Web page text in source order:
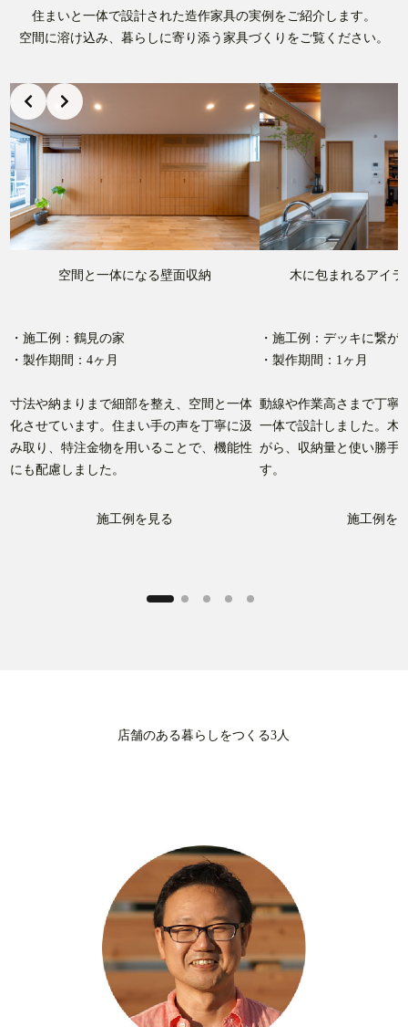
住まいと一体で設計された造作家具の実例をご紹介します。
空間に溶け込み、暮らしに寄り添う家具づくりをご覧ください。
空間と一体になる壁面収納
・施工例：鶴見の家
・製作期間：4ヶ月
寸法や納まりまで細部を整え、空間と一体
化させています。住まい手の声を丁寧に汲
み取り、特注金物を用いることで、機能性
にも配慮しました。
施工例を見る
木に包まれるアイ
・施工例：デッキに繋が
・製作期間：1ヶ月
動線や作業高さまで丁寧
一体で設計しました。木
がら、収納量と使い勝手
す。
施工例を
店舗のある暮らしをつくる3人